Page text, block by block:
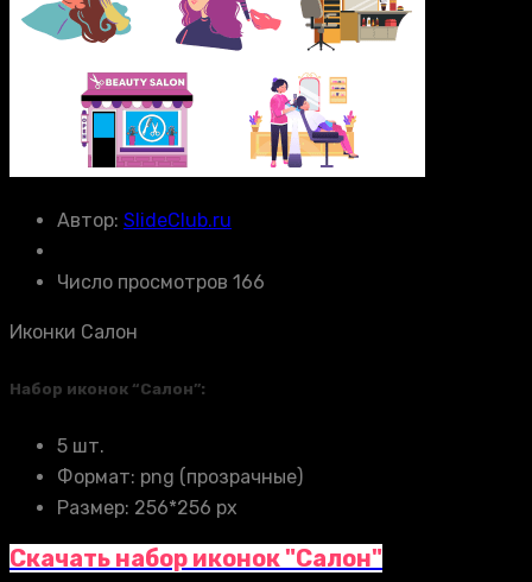
Автор: SlideClub.ru
Число просмотров 166
Иконки Салон
Набор иконок “Салон”:
5 шт.
Формат: png (прозрачные)
Размер: 256*256 px
Скачать набор иконок "Салон"